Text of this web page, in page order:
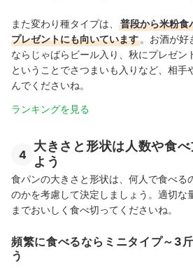
また変わり種タイプは、
普段から米粉食
プレゼントにも向いています 。お酒が好
ならじゃばらビール入り、秋にプレゼン
ということでさつまいも入りなど、相手
んでくださいね。
ランキングを見る
4
大きさと形状は人数や食
よう
食パンの大きさと形状は、何人で食べる
のかを考慮して決定しましょう。適切な
までおいしく食べ切ってくださいね。
頻繁に食べるならミニタイプ～3
う